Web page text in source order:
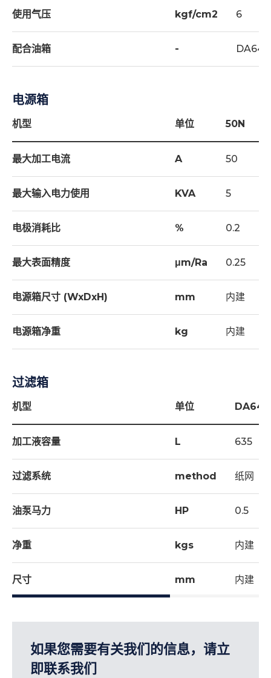
使用气压 kgf/cm2 6
配合油箱 - DA64
电源箱
机型 单位 50N
最大加工电流 A 50
最大输入电力使用 KVA 5
电极消耗比 % 0.2
最大表面精度 μm/Ra 0.25
电源箱尺寸 (WxDxH) mm 内建
电源箱净重 kg 内建
过滤箱
机型 单位 DA64
加工液容量 L 635
过滤系统 method 纸网
油泵马力 HP 0.5
净重 kgs 内建
尺寸 mm 内建
如果您需要有关我们的信息，请立
即联系我们